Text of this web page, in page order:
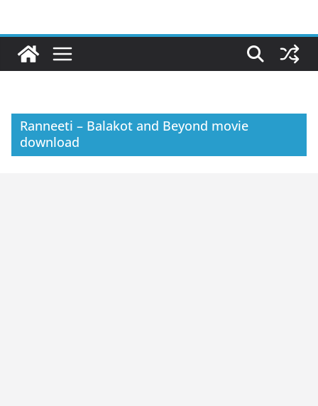
content
Ranneeti – Balakot and Beyond movie
download